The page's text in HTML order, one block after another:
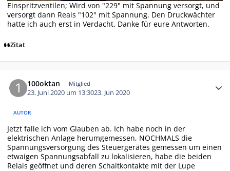
Einspritzventilen; Wird von "229" mit Spannung versorgt, und
versorgt dann Reais "102" mit Spannung. Den Druckwächter
hatte ich auch erst in Verdacht. Danke für eure Antworten.
Zitat
100oktan Mitglied
23. Juni 2020 um 13:3023. Jun 2020
AUTOR
Jetzt falle ich vom Glauben ab. Ich habe noch in der
elektrischen Anlage herumgemessen, NOCHMALS die
Spannungsversorgung des Steuergerätes gemessen um einen
etwaigen Spannungsabfall zu lokalisieren, habe die beiden
Relais geöffnet und deren Schaltkontakte mit der Lupe